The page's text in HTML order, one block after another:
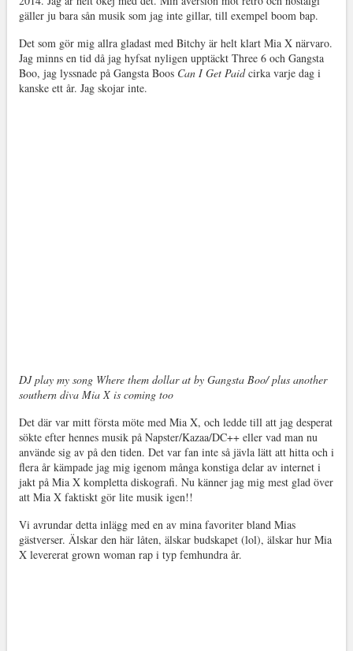
gäller ju bara sån musik som jag inte gillar, till exempel boom bap.
Det som gör mig allra gladast med Bitchy är helt klart Mia X närvaro.
Jag minns en tid då jag hyfsat nyligen upptäckt Three 6 och Gangsta
Boo, jag lyssnade på Gangsta Boos Can I Get Paidcirka varje dag i
kanske ett år. Jag skojar inte.
DJ play my song Where them dollar at by Gangsta Boo/ plus another
southern diva Mia X is coming too
Det där var mitt första möte med Mia X, och ledde till att jag desperat
sökte efter hennes musik på Napster/Kazaa/DC++ eller vad man nu
använde sig av på den tiden. Det var fan inte så jävla lätt att hitta och i
flera år kämpade jag mig igenom många konstiga delar av internet i
jakt på Mia X kompletta diskografi. Nu känner jag mig mest glad över
att Mia X faktiskt gör lite musik igen!!
Vi avrundar detta inlägg med en av mina favoriter bland Mias
gästverser. Älskar den här låten, älskar budskapet (lol), älskar hur Mia
X levererat grown woman rap i typ femhundra år.